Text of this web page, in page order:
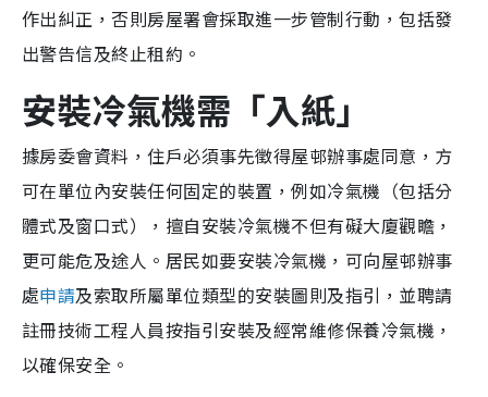
作出糾正，否則房屋署會採取進一步管制行動，包括發
出警告信及終止租約。
安裝冷氣機需「入紙」
據房委會資料，住戶必須事先徵得屋邨辦事處同意，方
可在單位內安裝任何固定的裝置，例如冷氣機（包括分
體式及窗口式），擅自安裝冷氣機不但有礙大廈觀瞻，
更可能危及途人。居民如要安裝冷氣機，可向屋邨辦事
處申請及索取所屬單位類型的安裝圖則及指引，並聘請
註冊技術工程人員按指引安裝及經常維修保養冷氣機，
以確保安全。